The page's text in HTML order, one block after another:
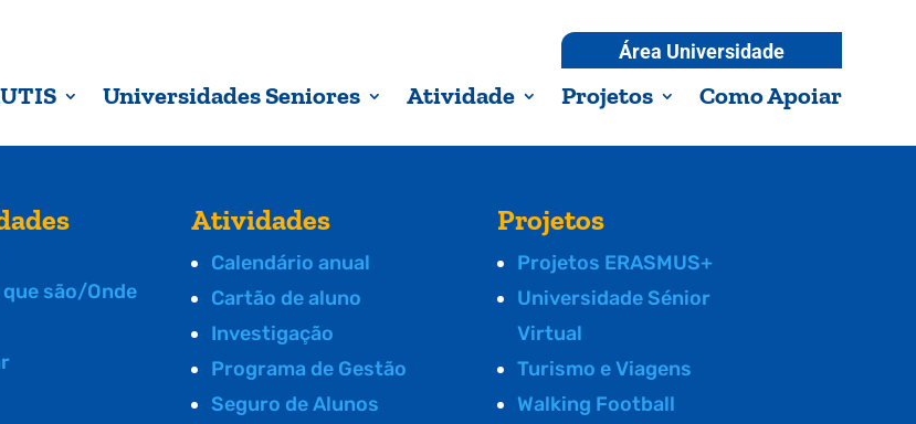
Área Universidade
Universidades Seniores Atividade Projetos Como Apoiar
são/Onde
Atividades
Calendário anual
Cartão de aluno
Investigação
Programa de Gestão
Seguro de Alunos
Projetos
Projetos ERASMUS+
Universidade Sénior
Virtual
Turismo e Viagens
Walking Football